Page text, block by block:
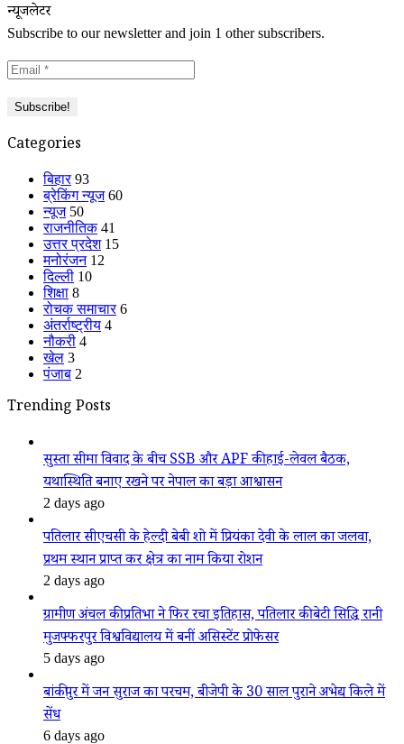
न्यूजलेटर
Subscribe to our newsletter and join 1 other subscribers.
Categories
बिहार 93
ब्रेकिंग न्यूज 60
न्यूज 50
राजनीतिक 41
उत्तर प्रदेश 15
मनोरंजन 12
दिल्ली 10
शिक्षा 8
रोचक समाचार 6
अंतर्राष्ट्रीय 4
नौकरी 4
खेल 3
पंजाब 2
Trending Posts
सुस्ता सीमा विवाद के बीच SSB और APF की हाई-लेवल बैठक,
यथास्थिति बनाए रखने पर नेपाल का बड़ा आश्वासन
2 days ago
पतिलार सीएचसी के हेल्दी बेबी शो में प्रियंका देवी के लाल का जलवा,
प्रथम स्थान प्राप्त कर क्षेत्र का नाम किया रोशन
2 days ago
ग्रामीण अंचल की प्रतिभा ने फिर रचा इतिहास, पतिलार की बेटी सिद्धि रानी
मुजफ्फरपुर विश्वविद्यालय में बनीं असिस्टेंट प्रोफेसर
5 days ago
बांकीपुर में जन सुराज का परचम, बीजेपी के 30 साल पुराने अभेद्य किले में
सेंध
6 days ago